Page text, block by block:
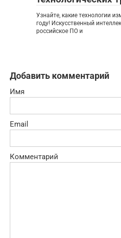
Узнайте, какие технологии
году! Искусственный
российское ПО и
Добавить комментарий
Имя
Email
Комментарий